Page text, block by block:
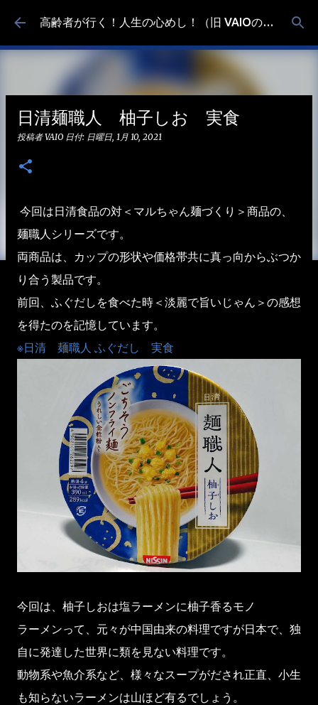
スキップしてメイン コンテンツに移動 高齢者が行く！人生の心めし！（旧 VAIOの食べ歩き）
日清麺職人 柚子しお 実食
投稿者VAIO 日付: 日曜日, 1月 10, 2021
今回は日清食品の対＜マルちゃん麺づくり＞商品の、
麺職人シリーズです。
両商品は、カップの形状や価格帯共に真っ向からぶつか
り合う製品です。
前回、ふぐだしを食べた時＜淡麗で旨いじゃん＞の感想
を得たのを記憶しています。
※日清 麺職人 ふぐだし 実食
今回は、柚子しおは塩ラーメンに柚子香るモノ
ラーメンって、元々が中国由来の料理ですが日本で、独
自に発達した世界に類を見ない料理です。
動物系や魚介系など、様々なスープがだされ正直、小生
も知らないラーメンは山ほど有るでしょう。